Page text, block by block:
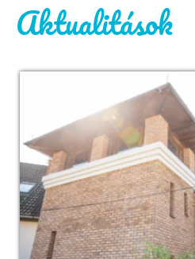
Aktualitások